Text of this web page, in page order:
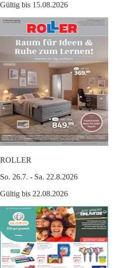
Gültig bis 15.08.2026
ROLLER
So. 26.7. - Sa. 22.8.2026
Gültig bis 22.08.2026